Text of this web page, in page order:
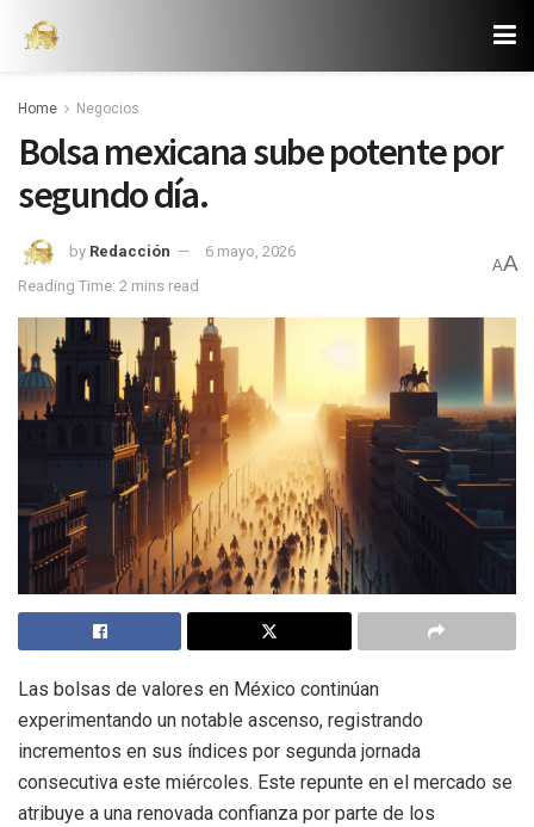
Home Negocios
Bolsa mexicana sube potente por
segundo día.
by Redacción
6 mayo, 2026
Reading Time: 2 mins read
AA
Las bolsas de valores en México continúan
experimentando un notable ascenso, registrando
incrementos en sus índices por segunda jornada
consecutiva este miércoles. Este repunte en el mercado se
atribuye a una renovada confianza por parte de los